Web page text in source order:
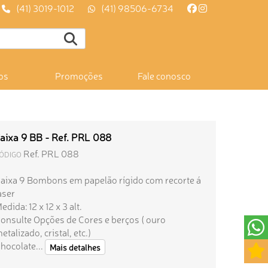
(41) 3019-1012 (41) 98506-6734
Promoções Fale conosco
9 BB - Ref. PRL 088
Ref. PRL 088
9 Bombons em papelão rígido com recorte á
12 x 12 x 3 alt.
Opções de Cores e berços ( ouro
cristal, etc.)
Mais detalhes